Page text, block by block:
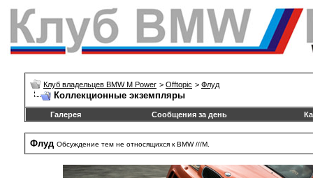
Клуб владельцев BMW M Power > Offtopic > Флуд
Коллекционные экземпляры
Галерея Сообщения за день
Флуд Обсуждение тем не относящихся к BMW ///М.